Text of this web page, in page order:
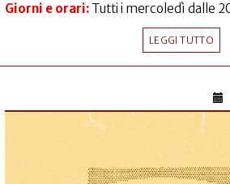
Giorni e orari: Tutti i mercoledì dalle
LEGGI TUTTO